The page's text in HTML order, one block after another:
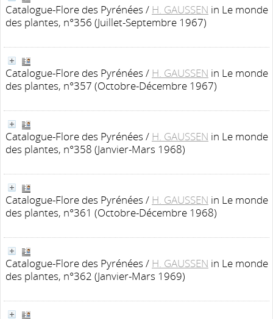
Catalogue-Flore des Pyrénées / H. GAUSSEN in Le monde
des plantes, n°356 (Juillet-Septembre 1967)
Catalogue-Flore des Pyrénées / H. GAUSSEN in Le monde
des plantes, n°357 (Octobre-Décembre 1967)
Catalogue-Flore des Pyrénées / H. GAUSSEN in Le monde
des plantes, n°358 (Janvier-Mars 1968)
Catalogue-Flore des Pyrénées / H. GAUSSEN in Le monde
des plantes, n°361 (Octobre-Décembre 1968)
Catalogue-Flore des Pyrénées / H. GAUSSEN in Le monde
des plantes, n°362 (Janvier-Mars 1969)